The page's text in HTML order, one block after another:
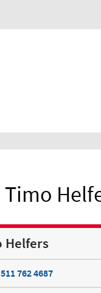
Timo
Helfers
762 4687